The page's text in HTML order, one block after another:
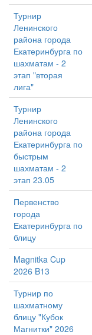
Турнир
Ленинского
района города
Екатеринбурга по
шахматам - 2
этап "вторая
лига"
Турнир
Ленинского
района города
Екатеринбурга по
быстрым
шахматам - 2
этап 23.05
Первенство
города
Екатеринбурга по
блицу
Magnitka Cup
2026 B13
Турнир по
шахматному
блицу "Кубок
Магнитки" 2026